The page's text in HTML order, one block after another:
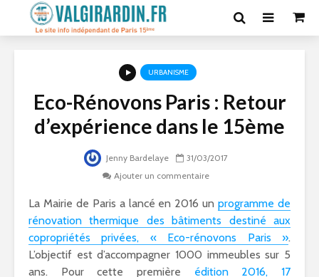
URBANISME
Eco-Rénovons Paris : Retour
d’expérience dans le 15ème
Jenny Bardelaye
31/03/2017
Ajouter un commentaire
La Mairie de Paris a lancé en 2016 unprogramme de
rénovation thermique des bâtiments destiné aux
copropriétés privées, « Eco-rénovons Paris ».
L’objectif est d’accompagner 1000 immeubles sur 5
ans. Pour cette première édition 2016, 17